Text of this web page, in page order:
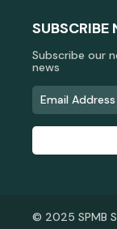
SUBSCRIBE
Subscribe our
news
© 2025 SPMB